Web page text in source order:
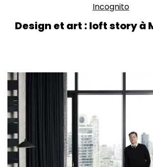
Incognito
Design et art : loft story à